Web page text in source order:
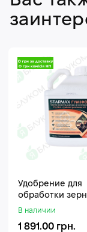
Удобрение для
обработки
Стармакс
В наличии
1 891.00 грн.